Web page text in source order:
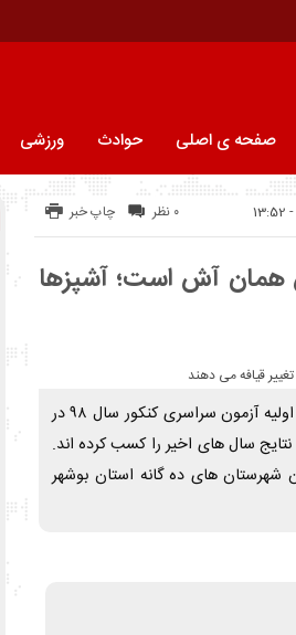
صفحه ی اصلی حوادث ورزشی
چاپ خبر ۰ نظر
همان آش است؛ آشپزها
سایت خبری جلالات نیوز نویسنده :یوسف صفری نتایج اولیه آزمون سراسری کنکور سال ۹۸ در
سال های اخیر را کسب کرده اند.
شهرستان های ده گانه استان بوشهر